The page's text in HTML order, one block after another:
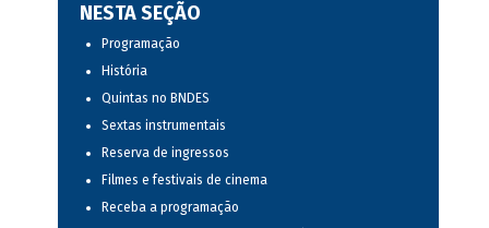
NESTA SEÇÃO
Programação
História
Quintas no BNDES
Sextas instrumentais
Reserva de ingressos
Filmes e festivais de cinema
Receba a programação